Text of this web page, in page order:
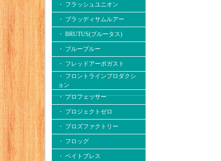
・ フラッシュユニオン
・ ブラッディサムルアー
・ BRUTUS(ブルータス)
・ ブルーブルー
・ フレッドアーボガスト
・ フロントラインプロダクシ
ョン
・ プロフェッサー
・ プロジェクトゼロ
・ プロズファクトリー
・ フロッグ
・ ベイトブレス